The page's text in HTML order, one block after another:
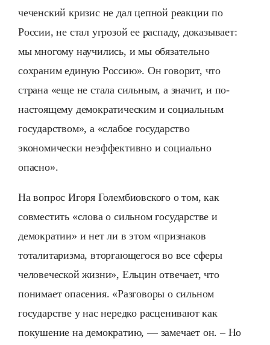
чеченский кризис не дал цепной реакции по
России, не стал угрозой ее распаду, доказывает:
мы многому научились, и мы обязательно
сохраним единую Россию». Он говорит, что
страна «еще не стала сильным, а значит, и по-
настоящему демократическим и социальным
государством», а «слабое государство
экономически неэффективно и социально
опасно».
На вопрос Игоря Голембиовского о том, как
совместить «слова о сильном государстве и
демократии» и нет ли в этом «признаков
тоталитаризма, вторгающегося во все сферы
человеческой жизни», Ельцин отвечает, что
понимает опасения. «Разговоры о сильном
государстве у нас нередко расценивают как
покушение на демократию, — замечает он. – Но